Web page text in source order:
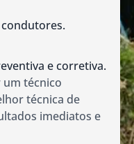
e corretiva.
um técnico
técnica de
imediatos e